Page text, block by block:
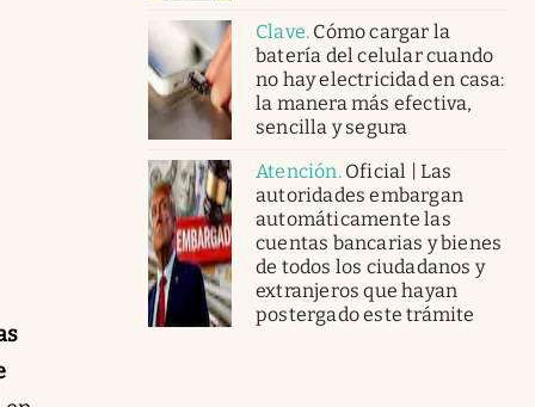
Clave. Cómo cargar la
batería del celular cuando
no hay electricidad en casa:
la manera más efectiva,
sencilla y segura
Atención. Oficial | Las
autoridades embargan
automáticamente las
cuentas bancarias y bienes
de todos los ciudadanos y
extranjeros que hayan
postergado este trámite